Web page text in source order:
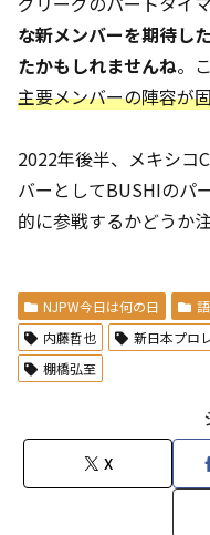
な新メンバーを期待し
たかもしれませんね。
主要メンバーの陣容が
2022年後半、メキシコ
バーとしてBUSHIのパ
的に参戦するかどうか
NJPW今日は何の日
内藤哲也
新日本プロ
棚橋弘至
X